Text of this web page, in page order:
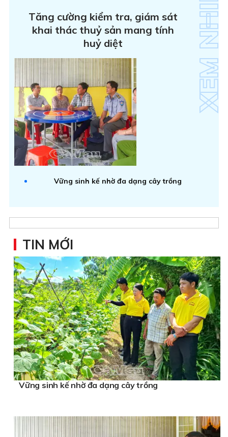
Tăng cường kiểm tra, giám sát
khai thác thuỷ sản mang tính
huỷ diệt
Vững sinh kế nhờ đa dạng cây trồng
TIN MỚI
Vững sinh kế nhờ đa dạng cây trồng